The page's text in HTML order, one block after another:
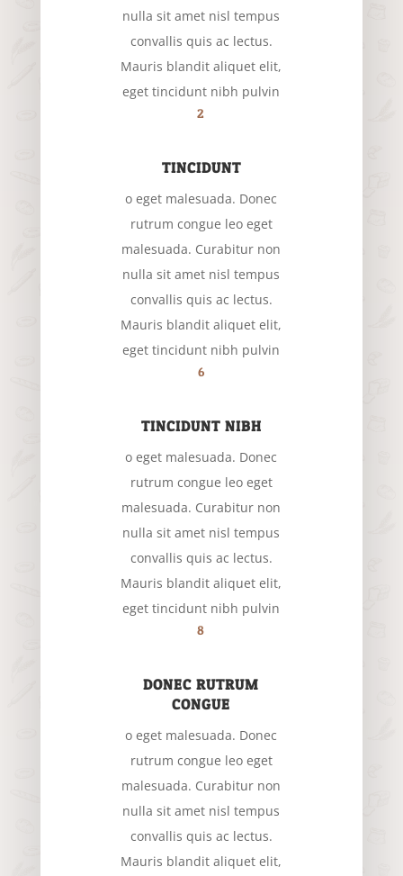
nulla sit amet nisl tempus
convallis quis ac lectus.
Mauris blandit aliquet elit,
eget tincidunt nibh pulvin
2
TINCIDUNT
o eget malesuada. Donec
rutrum congue leo eget
malesuada. Curabitur non
nulla sit amet nisl tempus
convallis quis ac lectus.
Mauris blandit aliquet elit,
eget tincidunt nibh pulvin
6
TINCIDUNT NIBH
o eget malesuada. Donec
rutrum congue leo eget
malesuada. Curabitur non
nulla sit amet nisl tempus
convallis quis ac lectus.
Mauris blandit aliquet elit,
eget tincidunt nibh pulvin
8
DONEC RUTRUM
CONGUE
o eget malesuada. Donec
rutrum congue leo eget
malesuada. Curabitur non
nulla sit amet nisl tempus
convallis quis ac lectus.
Mauris blandit aliquet elit,